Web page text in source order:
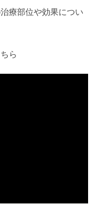
治療部位や効果につい
ら